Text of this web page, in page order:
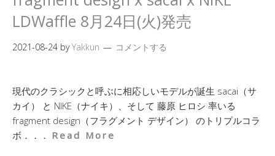
LDWaffle 8月24日(火)発売
2021-08-24 byYakkun コメントする
現代のクラシックと呼ぶに相応しいモデルが誕生 sacai（サ
カイ） と NIKE（ナイキ）、そして 藤原 ヒロシ 率いる
fragment design（フラグメント デザイン） のトリプルコラ
ボ．．． Read More